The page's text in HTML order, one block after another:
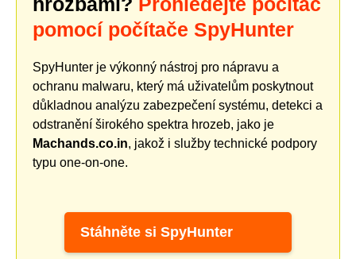
pomocí počítače SpyHunter
SpyHunter je výkonný nástroj pro nápravu a
ochranu malwaru, který má uživatelům poskytnout
důkladnou analýzu zabezpečení systému, detekci a
odstranění širokého spektra hrozeb, jako je
Machands.co.in, jakož i služby technické podpory
typu one-on-one.
Stáhněte si SpyHunter